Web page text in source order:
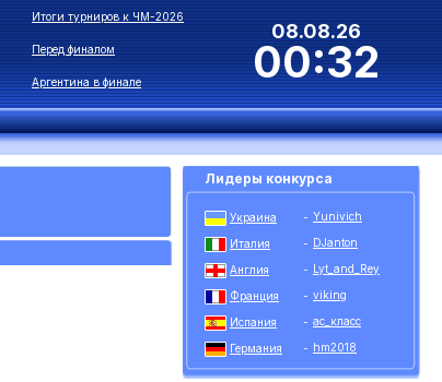
Итоги турниров к ЧМ-2026
Перед финалом
Аргентина в финале
08.08.26
00:32
Лидеры конкурса
Украина - Yunivich
Италия - DJanton
Англия - Lyt_and_Rey
Франция - viking
Испания - ас_класс
Германия - hm2018